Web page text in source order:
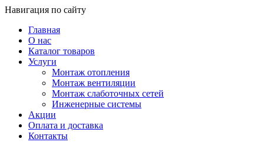
Навигация по сайту
Главная
О нас
Каталог товаров
Услуги
Монтаж отопления
Монтаж вентиляции
Монтаж слаботочных сетей
Инженерные системы
Акции
Оплата и доставка
Контакты